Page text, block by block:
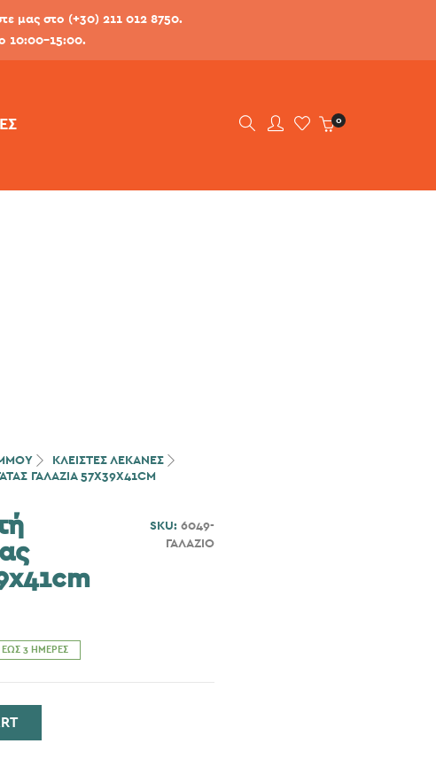
μας στο (+30) 211 012 8750.
10:00-15:00.
0
ΚΛΕΙΣΤΕΣ ΛΕΚΑΝΕΣ
ΓΑΛΆΖΙΑ 57X39X41CM
SKU: 6049-
ΓΑΛΑΖΙΟ
3 ΗΜΈΡΕΣ